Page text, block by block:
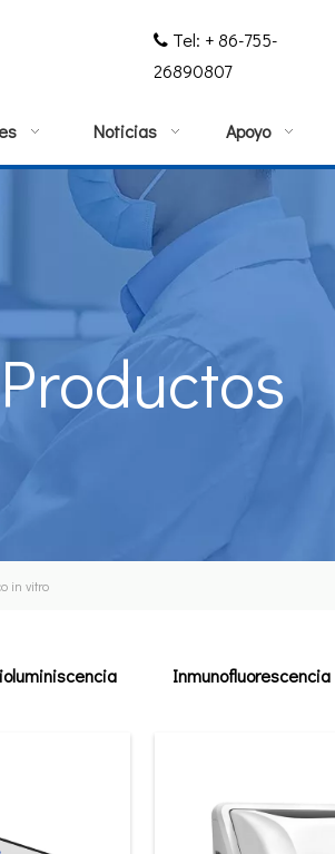
 Tel: + 86-755-
26890807
Noticias Apoyo
Productos
in vitro
Inmunofluorescencia